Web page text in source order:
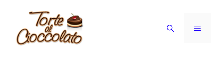
contenuto
MENU